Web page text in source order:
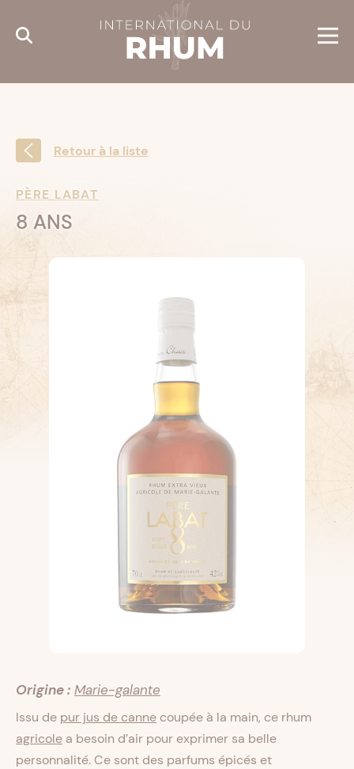
Retour à la liste
PÈRE LABAT
8 ANS
Origine : Marie-galante
Issu de pur jus de canne coupée à la main, ce rhum
agricole a besoin d’air pour exprimer sa belle
personnalité. Ce sont des parfums épicés et
Cookies management panel